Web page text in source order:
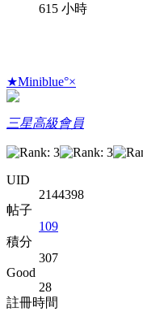
615 小時
★Miniblue°×
三星高級會員
UID
2144398
帖子
109
積分
307
Good
28
註冊時間